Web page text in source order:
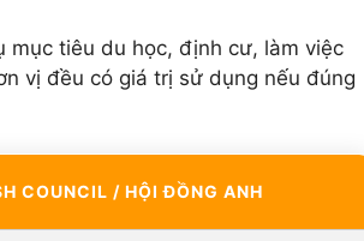
mục tiêu du học, định cư, làm việc
vị đều có giá trị sử dụng nếu đúng
COUNCIL / HỘI ĐỒNG ANH